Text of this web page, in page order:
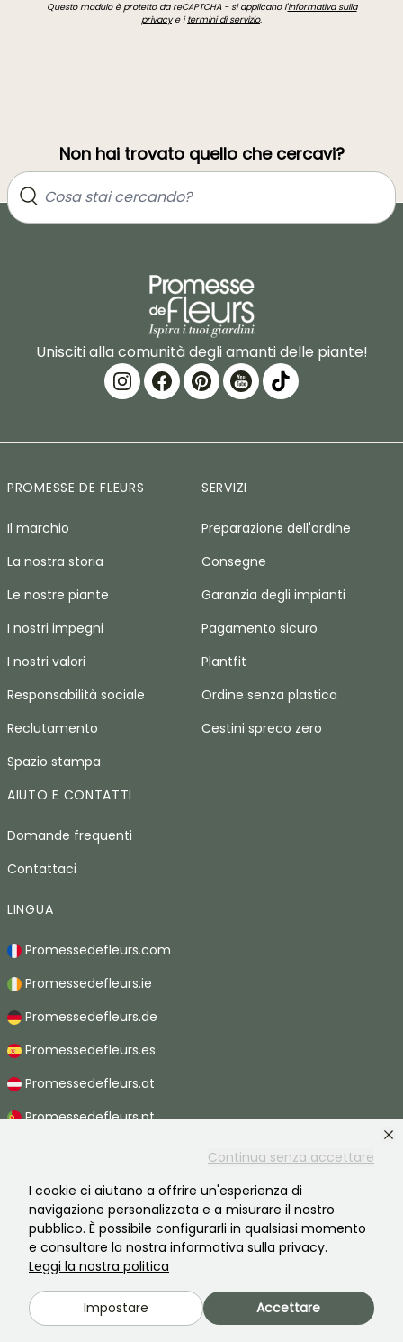
Continua senza accettare
I cookie ci aiutano a offrire un'esperienza di
navigazione personalizzata e a misurare il nostro
pubblico. È possibile configurarli in qualsiasi momento
e consultare la nostra informativa sulla privacy.
Leggi la nostra politica
Impostare Accettare
Questo modulo è protetto da reCAPTCHA - si applicano l'informativa sulla
privacye itermini di servizio.
Non hai trovato quello che cercavi?
Unisciti alla comunità degli amanti delle piante!
PROMESSE DE FLEURS
Il marchio
La nostra storia
Le nostre piante
I nostri impegni
I nostri valori
Responsabilità sociale
Reclutamento
Spazio stampa
SERVIZI
Preparazione dell'ordine
Consegne
Garanzia degli impianti
Pagamento sicuro
Plantfit
Ordine senza plastica
Cestini spreco zero
AIUTO E CONTATTI
Domande frequenti
Contattaci
LINGUA
Promessedefleurs.com
Promessedefleurs.ie
Promessedefleurs.de
Promessedefleurs.es
Promessedefleurs.at
Promessedefleurs.pt
Promessedefleurs.be
Promessedefleurs.ch
2026 ©Promesse de fleurs - Tutti i diritti riservati.
Informazioni legali-Termini e condizioni
Informativa sulla privacy